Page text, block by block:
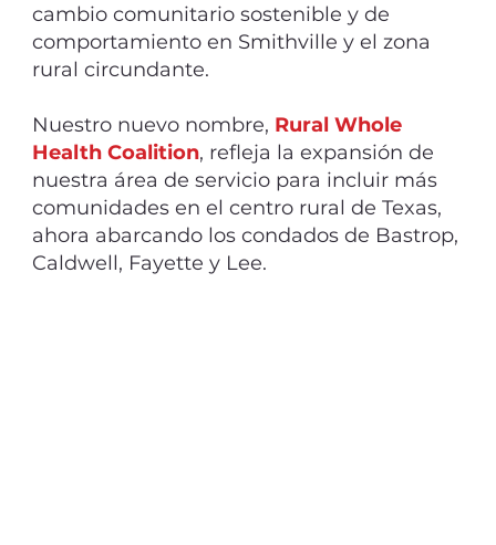
cambio comunitario sostenible y de
comportamiento en Smithville y el zona
rural circundante.
Nuestro nuevo nombre, Rural Whole
Health Coalition, refleja la expansión de
nuestra área de servicio para incluir más
comunidades en el centro rural de Texas,
ahora abarcando los condados de Bastrop,
Caldwell, Fayette y Lee.